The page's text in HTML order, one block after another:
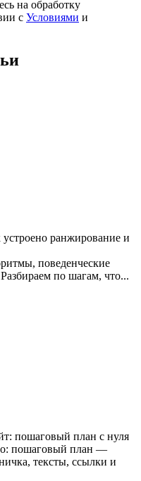
на обработку
с Условиями и
ранжирование и
поведенческие
по шагам, что...
пошаговый план с нуля
пошаговый план —
тексты, ссылки и